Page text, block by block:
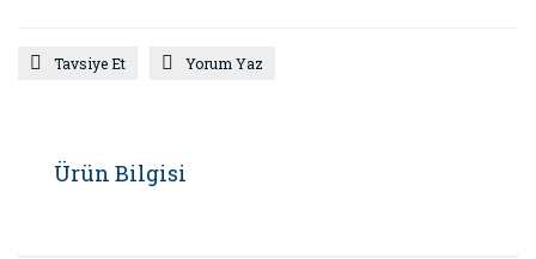
Tavsiye Et Yorum Yaz
Ürün Bilgisi